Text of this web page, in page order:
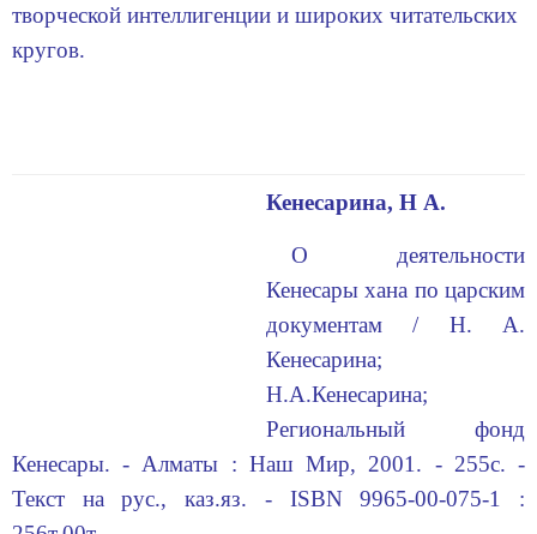
творческой интеллигенции и широких читательских
кругов.
Кенесарина, Н А.
О деятельности
Кенесары хана по царским
документам / Н. А.
Кенесарина;
Н.А.Кенесарина;
Региональный фонд
Кенесары. - Алматы : Наш Мир, 2001. - 255с. -
Текст на рус., каз.яз. - ISBN 9965-00-075-1 :